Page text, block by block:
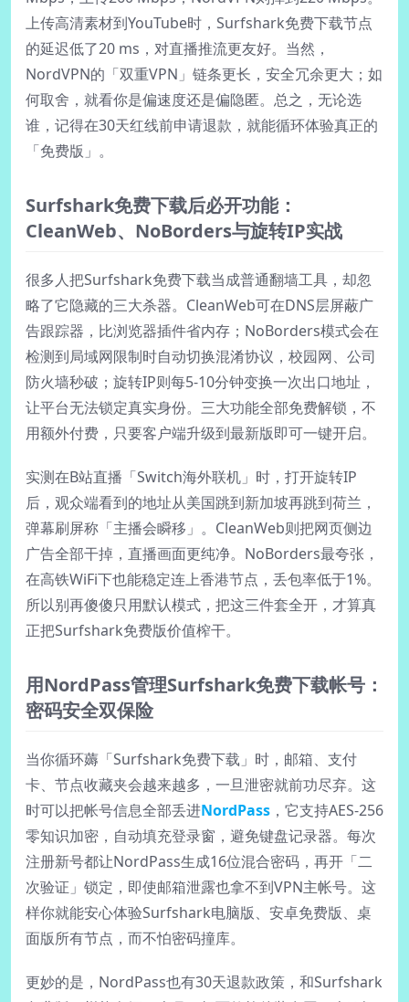
上传高清素材到YouTube时，Surfshark免费下载节点
的延迟低了20 ms，对直播推流更友好。当然，
NordVPN的「双重VPN」链条更长，安全冗余更大；如
何取舍，就看你是偏速度还是偏隐匿。总之，无论选
谁，记得在30天红线前申请退款，就能循环体验真正的
「免费版」。
Surfshark免费下载后必开功能：
CleanWeb、NoBorders与旋转IP实战
很多人把Surfshark免费下载当成普通翻墙工具，却忽
略了它隐藏的三大杀器。CleanWeb可在DNS层屏蔽广
告跟踪器，比浏览器插件省内存；NoBorders模式会在
检测到局域网限制时自动切换混淆协议，校园网、公司
防火墙秒破；旋转IP则每5-10分钟变换一次出口地址，
让平台无法锁定真实身份。三大功能全部免费解锁，不
用额外付费，只要客户端升级到最新版即可一键开启。
实测在B站直播「Switch海外联机」时，打开旋转IP
后，观众端看到的地址从美国跳到新加坡再跳到荷兰，
弹幕刷屏称「主播会瞬移」。CleanWeb则把网页侧边
广告全部干掉，直播画面更纯净。NoBorders最夸张，
在高铁WiFi下也能稳定连上香港节点，丢包率低于1%。
所以别再傻傻只用默认模式，把这三件套全开，才算真
正把Surfshark免费版价值榨干。
用NordPass管理Surfshark免费下载帐号：
密码安全双保险
当你循环薅「Surfshark免费下载」时，邮箱、支付
卡、节点收藏夹会越来越多，一旦泄密就前功尽弃。这
时可以把帐号信息全部丢进NordPass ，它支持AES-256
零知识加密，自动填充登录窗，避免键盘记录器。每次
注册新号都让NordPass生成16位混合密码，再开「二
次验证」锁定，即使邮箱泄露也拿不到VPN主帐号。这
样你就能安心体验Surfshark电脑版、安卓免费版、桌
面版所有节点，而不怕密码撞库。
更妙的是，NordPass也有30天退款政策，和Surfshark